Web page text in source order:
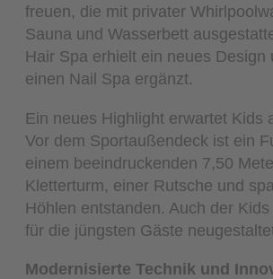
freuen, die mit privater
Sauna und Wasserbett
Hair Spa erhielt ein neues Design
einen Nail Spa ergänzt.
Ein neues Highlight erwartet Kids
Vor dem Sportaußendeck ist ein
einem beeindruckenden 7,50
Kletterturm, einer Rutsche und
Höhlen entstanden. Auch der
für die jüngsten Gäste
Modernisierte Technik und